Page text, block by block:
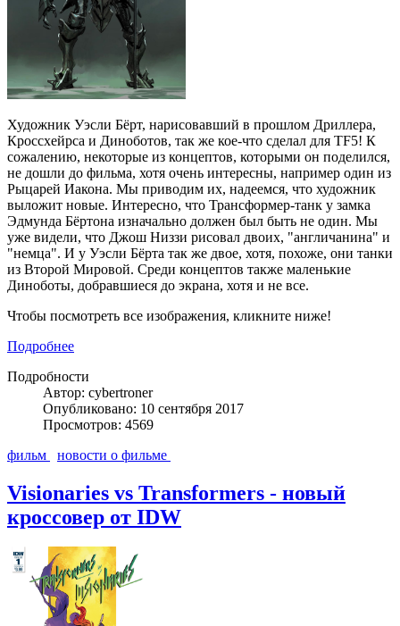
Художник Уэсли Бёрт, нарисовавший в прошлом Дриллера,
Кроссхейрса и Диноботов, так же кое-что сделал для TF5! К
сожалению, некоторые из концептов, которыми он поделился,
не дошли до фильма, хотя очень интересны, например один из
Рыцарей Иакона. Мы приводим их, надеемся, что художник
выложит новые. Интересно, что Трансформер-танк у замка
Эдмунда Бёртона изначально должен был быть не один. Мы
уже видели, что Джош Низзи рисовал двоих, "англичанина" и
"немца". И у Уэсли Бёрта так же двое, хотя, похоже, они танки
из Второй Мировой. Среди концептов также маленькие
Диноботы, добравшиеся до экрана, хотя и не все.
Чтобы посмотреть все изображения, кликните ниже!
Подробнее
Подробности
Автор: cybertroner
Опубликовано: 10 сентября 2017
Просмотров: 4569
фильм
новости о фильме
Visionaries vs Transformers - новый
кроссовер от IDW